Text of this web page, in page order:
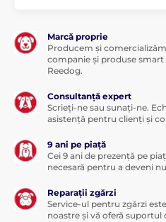
Marcă proprie
Producem și
companie și produse
Reedog.
Consultanță expert
Scrieți-ne sau sunați-ne.
asistență pentru clienți și
9 ani pe piață
Cei 9 ani de prezență pe
necesară pentru a deveni
Reparații zgărzi
Service-ul pentru zgărzi
noastre și vă oferă suportul